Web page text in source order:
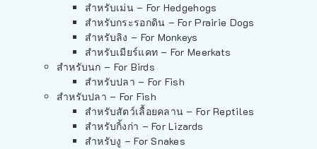
สำหรับเม่น – For Hedgehogs
สำหรับกระรอกดิน – For Prairie Dogs
สำหรับลิง – For Monkeys
สำหรับเมียร์แคท – For Meerkats
สำหรับนก – For Birds
สำหรับปลา – For Fish
สำหรับปลา – For Fish
สำหรับสัตว์เลื้อยคลาน – For Reptiles
สำหรับกิ้งก่า – For Lizards
สำหรับงู – For Snakes